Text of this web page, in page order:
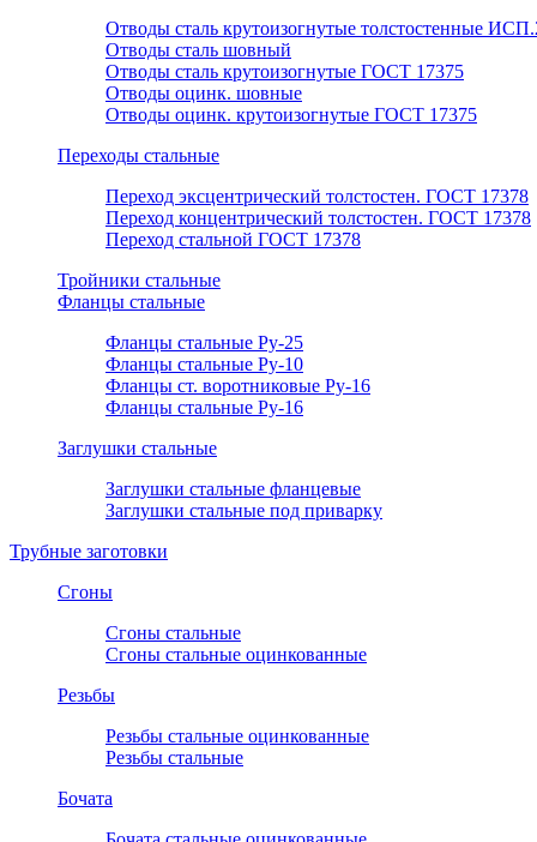
Отводы сталь крутоизогнутые толстостенные
Отводы сталь шовный
Отводы сталь крутоизогнутые ГОСТ 17375
Отводы оцинк. шовные
Отводы оцинк. крутоизогнутые ГОСТ 17375
Переходы стальные
Переход эксцентрический толстостен. ГОСТ 17378
Переход концентрический толстостен. ГОСТ 17378
Переход стальной ГОСТ 17378
Тройники стальные
Фланцы стальные
Фланцы стальные Ру-25
Фланцы стальные Ру-10
Фланцы ст. воротниковые Ру-16
Фланцы стальные Ру-16
Заглушки стальные
Заглушки стальные фланцевые
Заглушки стальные под приварку
Трубные заготовки
Сгоны
Сгоны стальные
Сгоны стальные оцинкованные
Резьбы
Резьбы стальные оцинкованные
Резьбы стальные
Бочата